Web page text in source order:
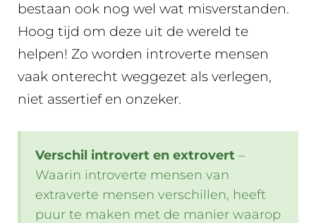
bestaan ook nog wel wat misverstanden.
Hoog tijd om deze uit de wereld te
helpen! Zo worden introverte mensen
vaak onterecht weggezet als verlegen,
niet assertief en onzeker.
Verschil introvert en extrovert –
Waarin introverte mensen van
extraverte mensen verschillen, heeft
puur te maken met de manier waarop